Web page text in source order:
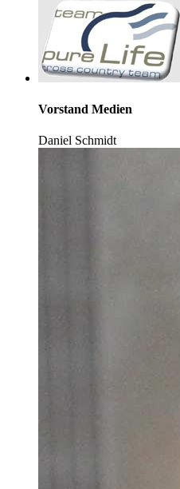
Vorstand Medien
Daniel Schmidt